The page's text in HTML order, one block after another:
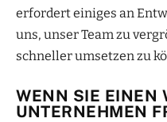
erfordert einiges an
uns, unser Team zu
schneller umsetzen zu
WENN SIE EINEN
UNTERNEHMEN